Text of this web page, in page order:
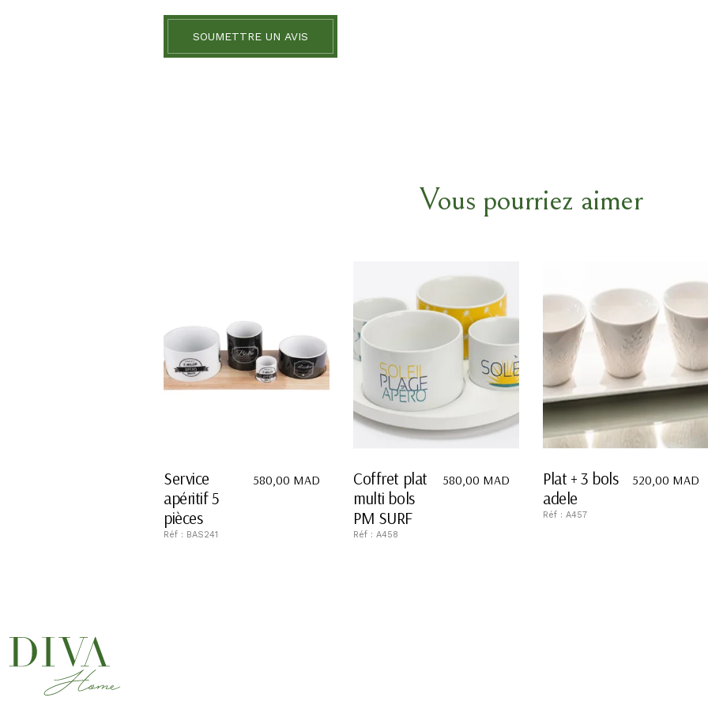
SOUMETTRE UN AVIS
Vous pourriez aimer
Service
apéritif 5
pièces
Réf : BAS241
580,00 MAD
Coffret plat
multi bols
PM SURF
Réf : A458
580,00 MAD
Plat + 3 bols
adele
Réf : A457
520,00 MAD